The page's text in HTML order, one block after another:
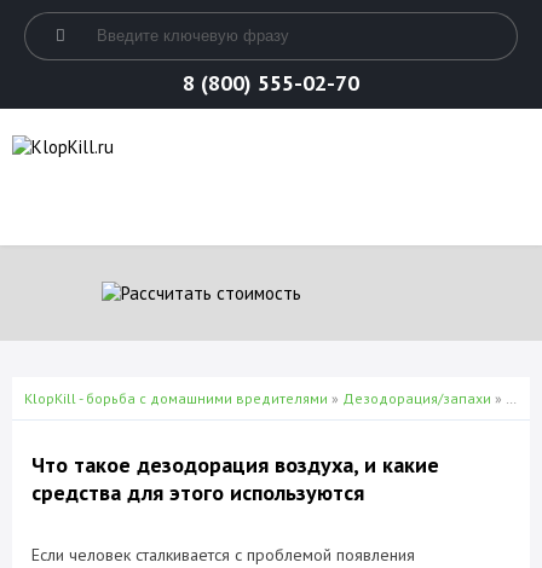
8 (800) 555-02-70
KlopKill - борьба с домашними вредителями » Дезодорация/запахи » Что такое дезодорация воздуха, и какие средства для этого используются
Что такое дезодорация воздуха, и какие
средства для этого используются
Если человек сталкивается с проблемой появления